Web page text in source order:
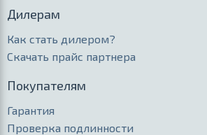
Дилерам
Как стать дилером?
Скачать прайс партнера
Покупателям
Гарантия
Проверка подлинности